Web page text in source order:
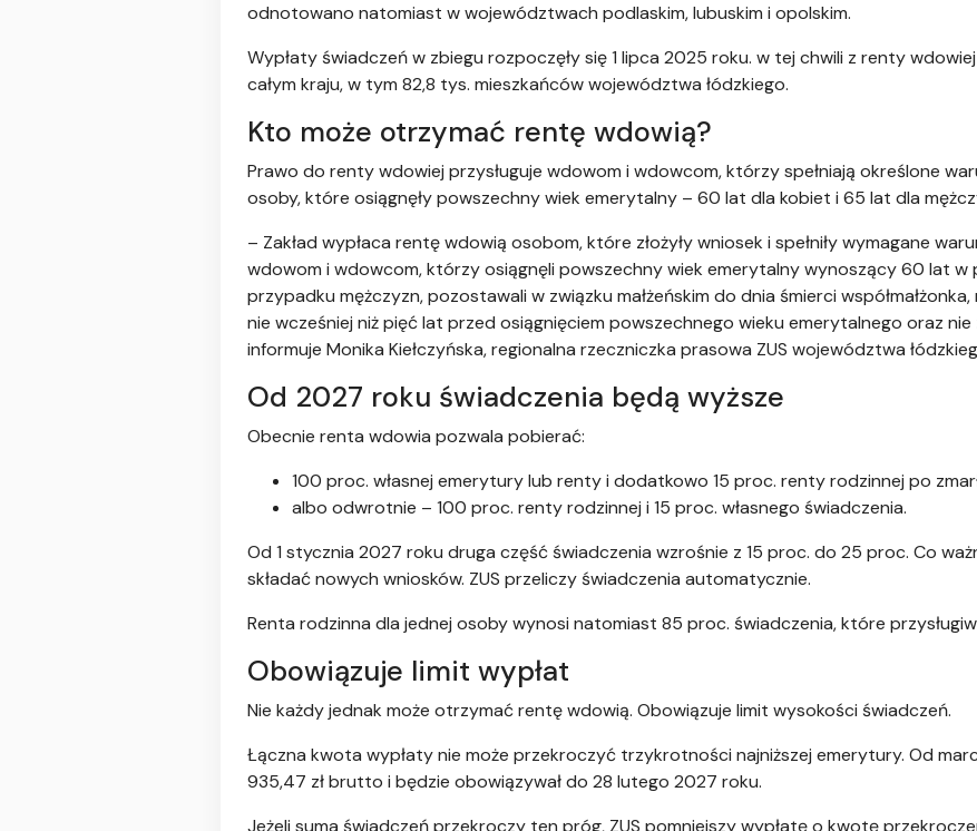
odnotowano natomiast w województwach podlaskim, lubuskim i opolskim.
Wypłaty świadczeń w zbiegu rozpoczęły się 1 lipca 2025 roku. w tej chwili z renty
całym kraju, w tym 82,8 tys. mieszkańców województwa łódzkiego.
Kto może otrzymać rentę wdowią?
Prawo do renty wdowiej przysługuje wdowom i wdowcom, którzy spełniają określone
osoby, które osiągnęły powszechny wiek emerytalny – 60 lat dla kobiet i 65 lat dla
– Zakład wypłaca rentę wdowią osobom, które złożyły wniosek i spełniły wymagane
wdowom i wdowcom, którzy osiągnęli powszechny wiek emerytalny wynoszący 60 lat
przypadku mężczyzn, pozostawali w związku małżeńskim do dnia śmierci
nie wcześniej niż pięć lat przed osiągnięciem powszechnego wieku emerytalnego oraz
informuje Monika Kiełczyńska, regionalna rzeczniczka prasowa ZUS województwa
Od 2027 roku świadczenia będą wyższe
Obecnie renta wdowia pozwala pobierać:
100 proc. własnej emerytury lub renty i dodatkowo 15 proc. renty rodzinnej po
albo odwrotnie – 100 proc. renty rodzinnej i 15 proc. własnego świadczenia.
Od 1 stycznia 2027 roku druga część świadczenia wzrośnie z 15 proc. do 25 proc. Co
składać nowych wniosków. ZUS przeliczy świadczenia automatycznie.
Renta rodzinna dla jednej osoby wynosi natomiast 85 proc. świadczenia, które
Obowiązuje limit wypłat
Nie każdy jednak może otrzymać rentę wdowią. Obowiązuje limit wysokości świadczeń.
Łączna kwota wypłaty nie może przekroczyć trzykrotności najniższej emerytury. Od
935,47 zł brutto i będzie obowiązywał do 28 lutego 2027 roku.